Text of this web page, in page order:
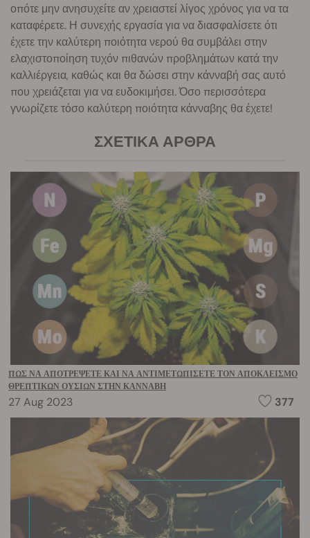
οπότε μην ανησυχείτε αν χρειαστεί λίγος χρόνος για να τα
καταφέρετε. Η συνεχής εργασία για να διασφαλίσετε ότι
έχετε την καλύτερη ποιότητα νερού θα συμβάλει στην
ελαχιστοποίηση τυχόν πιθανών προβλημάτων κατά την
καλλιέργεια, καθώς και θα δώσει στην κάνναβή σας αυτό
που χρειάζεται για να ευδοκιμήσει. Όσο περισσότερα
γνωρίζετε τόσο καλύτερη ποιότητα κάνναβης θα έχετε!
ΣΧΕΤΙΚΆ ΆΡΘΡΑ
ΠΏΣ ΝΑ ΑΠΟΤΡΈΨΕΤΕ ΚΑΙ ΝΑ ΑΝΤΙΜΕΤΩΠΊΣΕΤΕ ΤΟΝ ΑΠΟΚΛΕΙΣΜΌ
ΘΡΕΠΤΙΚΏΝ ΟΥΣΙΏΝ ΣΤΗΝ ΚΆΝΝΑΒΗ
27 Aug 2023 377